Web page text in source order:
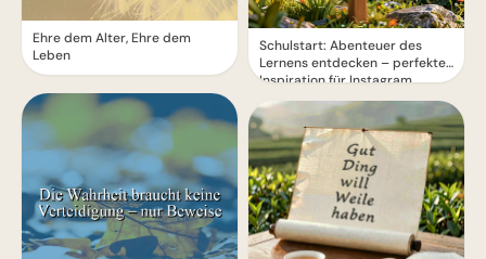
Ehre dem Alter, Ehre dem
Leben
Schulstart: Abenteuer des
Lernens entdecken – perfekte
Inspiration für Instagram